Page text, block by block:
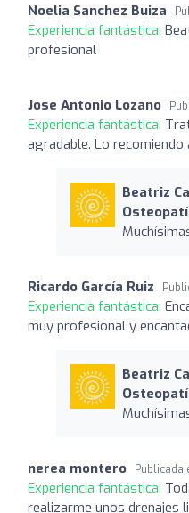
Noelia Sanchez Buiza
Experiencia fantástica:
profesional
Jose Antonio Lozano
Experiencia fantástica:
agradable. Lo recomiendo
Beatriz
Ricardo García Ruiz
Experiencia fantástica:
muy profesional y
Beatriz
nerea montero Publicada
Experiencia fantástica:
realizarme unos drenajes